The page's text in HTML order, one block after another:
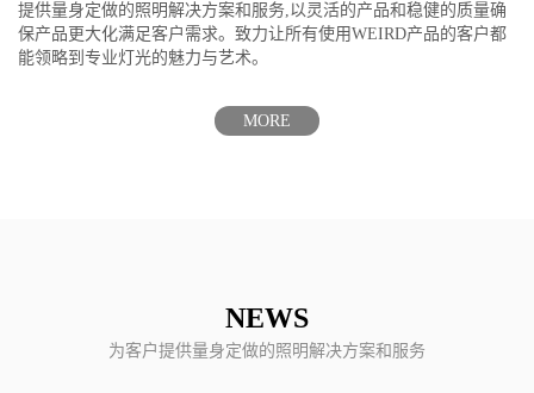
提供量身定做的照明解决方案和服务,以灵活的产品和稳健的质量确
保产品更大化满足客户需求。致力让所有使用WEIRD产品的客户都
能领略到专业灯光的魅力与艺术。
MORE
NEWS
为客户提供量身定做的照明解决方案和服务